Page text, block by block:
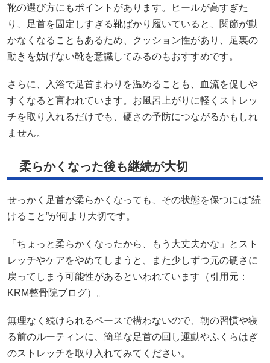
靴の選び方にもポイントがあります。ヒールが高すぎた
り、足首を固定しすぎる靴ばかり履いていると、関節が動
かなくなることもあるため、クッション性があり、足裏の
動きを妨げない靴を意識してみるのもおすすめです。
さらに、入浴で足首まわりを温めることも、血流を促しや
すくなると言われています。お風呂上がりに軽くストレッ
チを取り入れるだけでも、硬さの予防につながるかもしれ
ません。
柔らかくなった後も継続が大切
せっかく足首が柔らかくなっても、その状態を保つには“続
けること”が何より大切です。
「ちょっと柔らかくなったから、もう大丈夫かな」とスト
レッチやケアをやめてしまうと、また少しずつ元の硬さに
戻ってしまう可能性があるといわれています（引用元：
KRM整骨院ブログ）。
無理なく続けられるペースで構わないので、朝の習慣や寝
る前のルーティンに、簡単な足首の回し運動やふくらはぎ
のストレッチを取り入れてみてください。